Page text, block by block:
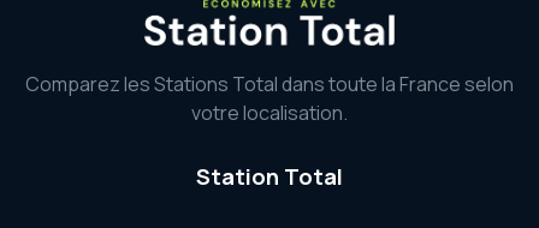
Comparez les Stations Total dans toute la France selon
votre localisation.
Station Total